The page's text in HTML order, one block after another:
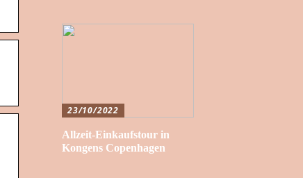
23/10/2022
Allzeit-Einkaufstour in
Kongens Copenhagen